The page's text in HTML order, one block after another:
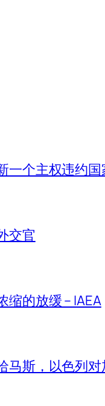
一个主权违约国
交官
缩的放缓 – IAEA
马斯，以色列